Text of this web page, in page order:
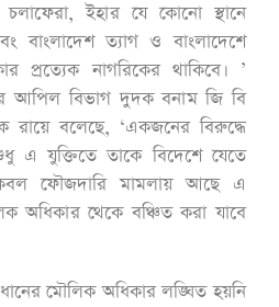
চলাফেরা, ইহার যে কোনো স্থানে
বাংলাদেশ ত্যাগ ও বাংলাদেশে
প্রত্যেক নাগরিকের থাকিবে। ’
আপিল বিভাগ দুদক বনাম জি বি
রায়ে বলেছে, ‘একজনের বিরুদ্ধে
এ যুক্তিতে তাকে বিদেশে যেতে
ফৌজদারি মামলায় আছে এ
অধিকার থেকে বঞ্চিত করা যাবে
মৌলিক অধিকার লঙ্ঘিত হয়নি